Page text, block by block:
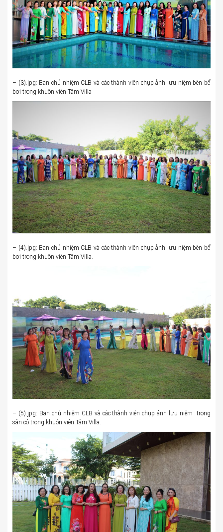
– (3).jpg: Ban chủ nhiệm CLB và các thành viên chụp ảnh lưu niệm bên bể
bơi trong khuôn viên Tâm Villa
– (4).jpg: Ban chủ nhiệm CLB và các thành viên chụp ảnh lưu niệm bên bể
bơi trong khuôn viên Tâm Villa.
– (5).jpg: Ban chủ nhiệm CLB và các thành viên chụp ảnh lưu niệm trong
sân cỏ trong khuôn viên Tâm Villa.